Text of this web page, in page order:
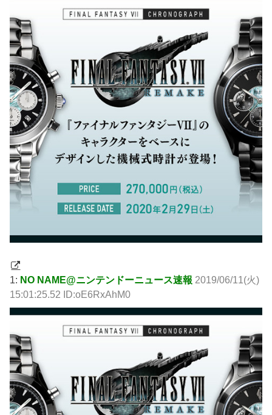
1: NO NAME@ニンテンドーニュース速報 2019/06/11(火)
15:01:25.52 ID:oE6RxAhM0